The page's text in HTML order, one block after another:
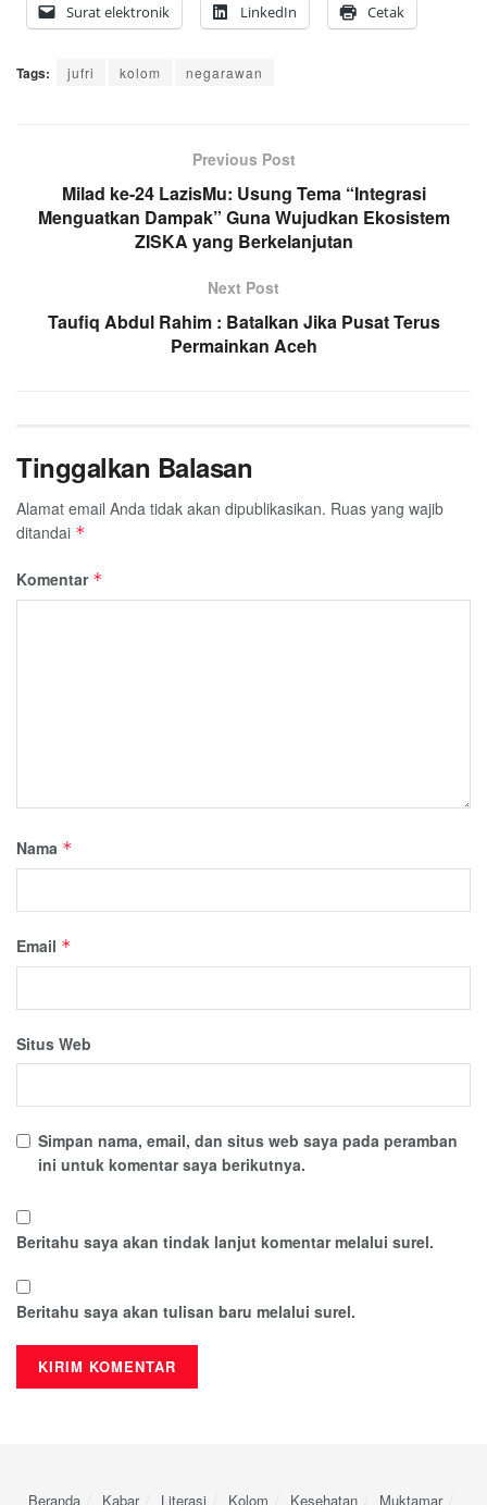
Surat elektronik LinkedIn Cetak
Tags: jufri kolom negarawan
Previous Post
Milad ke-24 LazisMu: Usung Tema “Integrasi
Menguatkan Dampak” Guna Wujudkan Ekosistem
ZISKA yang Berkelanjutan
Next Post
Taufiq Abdul Rahim : Batalkan Jika Pusat Terus
Permainkan Aceh
Tinggalkan Balasan
Alamat email Anda tidak akan dipublikasikan. Ruas yang wajib
ditandai *
Komentar *
Nama *
Email *
Situs Web
Simpan nama, email, dan situs web saya pada peramban
ini untuk komentar saya berikutnya.
Beritahu saya akan tindak lanjut komentar melalui surel.
Beritahu saya akan tulisan baru melalui surel.
Beranda Kabar Literasi Kolom Kesehatan Muktamar